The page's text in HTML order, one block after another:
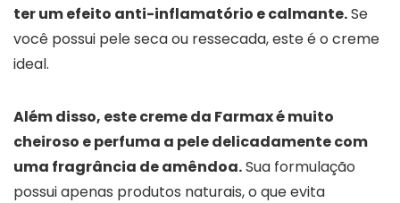
ter um efeito anti-inflamatório e calmante.Se
você possui pele seca ou ressecada, este é o creme
ideal.
Além disso, este creme da Farmax é muito
cheiroso e perfuma a pele delicadamente com
uma fragrância de amêndoa.Sua formulação
possui apenas produtos naturais, o que evita